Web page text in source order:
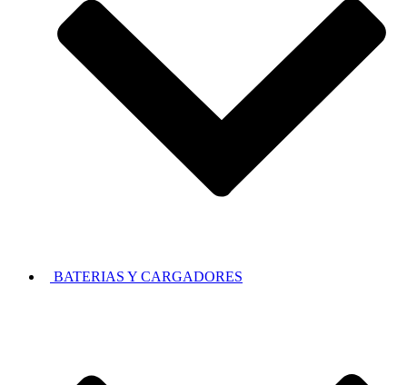
BATERIAS Y CARGADORES